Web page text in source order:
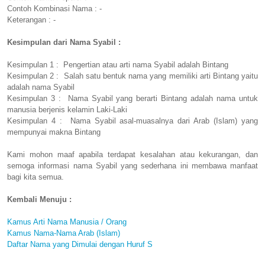
Contoh Kombinasi Nama : -
Keterangan : -
Kesimpulan dari Nama Syabil :
Kesimpulan 1 : Pengertian atau arti nama Syabil adalah Bintang
Kesimpulan 2 : Salah satu bentuk nama yang memiliki arti Bintang yaitu
adalah nama Syabil
Kesimpulan 3 : Nama Syabil yang berarti Bintang adalah nama untuk
manusia berjenis kelamin Laki-Laki
Kesimpulan 4 : Nama Syabil asal-muasalnya dari Arab (Islam) yang
mempunyai makna Bintang
Kami mohon maaf apabila terdapat kesalahan atau kekurangan, dan
semoga informasi nama Syabil yang sederhana ini membawa manfaat
bagi kita semua.
Kembali Menuju :
Kamus Arti Nama Manusia / Orang
Kamus Nama-Nama Arab (Islam)
Daftar Nama yang Dimulai dengan Huruf S